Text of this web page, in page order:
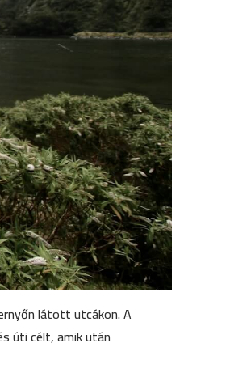
látott utcákon. A
úti célt, amik után